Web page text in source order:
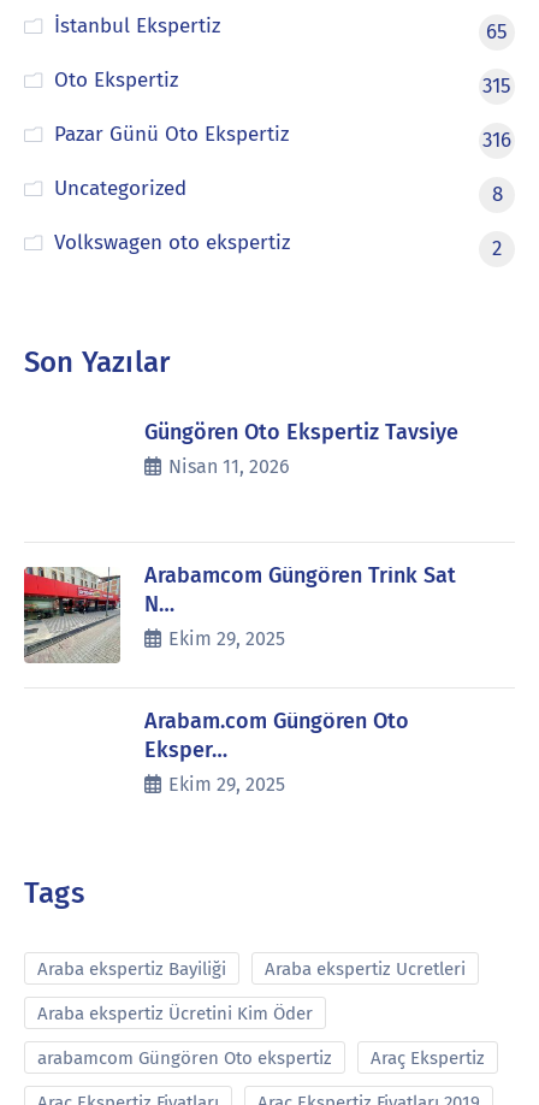
İstanbul Ekspertiz
65
Oto Ekspertiz
315
Pazar Günü Oto Ekspertiz
316
Uncategorized
8
Volkswagen oto ekspertiz
2
Son Yazılar
Güngören Oto Ekspertiz Tavsiye
Nisan 11, 2026
Arabamcom Güngören Trink Sat
N…
Ekim 29, 2025
Arabam.com Güngören Oto
Eksper…
Ekim 29, 2025
Tags
Araba ekspertiz Bayiliği Araba ekspertiz Ucretleri
Araba ekspertiz Ücretini Kim Öder
arabamcom Güngören Oto ekspertiz Araç Ekspertiz